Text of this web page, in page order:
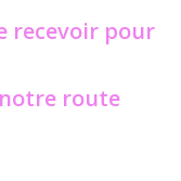
recevoir pour
route